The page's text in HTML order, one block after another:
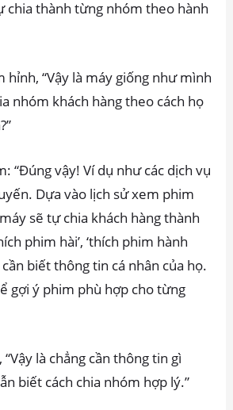
chia thành từng nhóm theo hành
hỉnh, “Vậy là máy giống như mình
nhóm khách hàng theo cách họ
“Đúng vậy! Ví dụ như các dịch vụ
Dựa vào lịch sử xem phim
sẽ tự chia khách hàng thành
phim hài’, ‘thích phim hành
cần biết thông tin cá nhân của họ.
gợi ý phim phù hợp cho từng
là chẳng cần thông tin gì
biết cách chia nhóm hợp lý.”